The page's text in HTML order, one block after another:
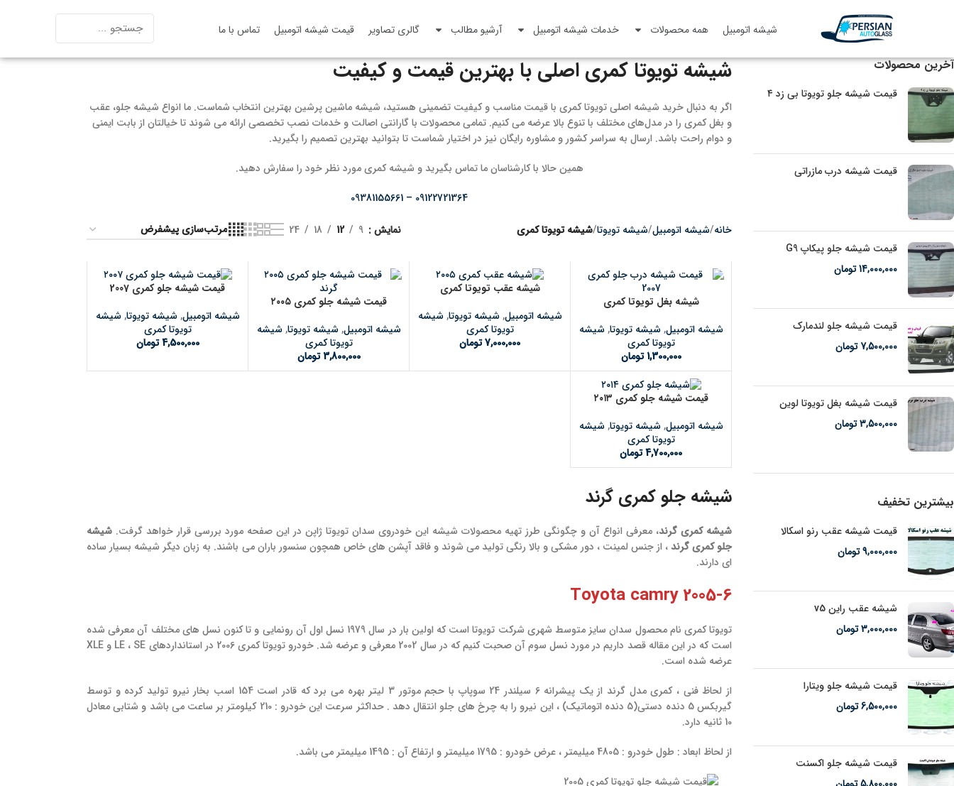
شیشه اتومبیل همه محصولات خدمات شیشه اتومبیل آرشیو مطالب گالری تصاویر قیمت شیشه اتومبیل تماس با ما
آخرین‌ محصولات
قیمت شیشه جلو تویوتا بی زد ۴
قیمت شیشه درب مازراتی
قیمت شیشه جلو پیکاپ G9
14,000,000تومان
قیمت شیشه جلو لندمارک
7,500,000 تومان
قیمت شیشه بغل تویوتا لوین
3,500,000تومان
بیشترین تخفیف
قیمت شیشه عقب رنو اسکالا
9,000,000تومان
شیشه عقب راین v5
3,000,000تومان
قیمت شیشه جلو ویتارا
6,500,000تومان
قیمت شیشه جلو اکسنت
شیشه تویوتا کمری اصلی با بهترین قیمت و کیفیت
اگر به دنبال خرید شیشه اصلی تویوتا کمری با قیمت مناسب و کیفیت تضمینی هستید، شیشه ماشین پرشین بهترین انتخاب شماست. ما انواع شیشه جلو، عقب
و بغل کمری را در مدل‌های مختلف با تنوع بالا عرضه می‌ کنیم. تمامی محصولات با گارانتی اصالت و خدمات نصب تخصصی ارائه می ‌شوند تا خیالتان از بابت ایمنی
و دوام راحت باشد. ارسال به سراسر کشور و مشاوره رایگان نیز در اختیار شماست تا بتوانید بهترین تصمیم را بگیرید.
همین حالا با کارشناسان ما تماس بگیرید و شیشه کمری مورد نظر خود را سفارش دهید.
09122721364 – 09381155661
خانه شیشه اتومبیل شیشه تویوتا شیشه تویوتا کمری نمایش 9
12
18
24
شیشه بغل تویوتا کمری
شیشه اتومبیل,شیشه تویوتا,شیشه
تویوتا کمری
1,300,000 تومان
شیشه عقب تویوتا کمری
شیشه اتومبیل,شیشه تویوتا,شیشه
تویوتا کمری
7,000,000تومان
قیمت شیشه جلو کمری ۲۰۰۵
شیشه اتومبیل,شیشه تویوتا,شیشه
تویوتا کمری
3,800,000 تومان
قیمت شیشه جلو کمری 2007
شیشه اتومبیل,شیشه تویوتا,شیشه
تویوتا کمری
4,500,000 تومان
قیمت شیشه جلو کمری ۲۰۱۳
شیشه اتومبیل,شیشه تویوتا,شیشه
تویوتا کمری
4,700,000تومان
شیشه جلو کمری گرند
شیشه کمری گرند، معرفی انواع آن و چگونگی طرز تهیه محصولات شیشه این خودروی سدان تویوتا ژاپن در این صفحه مورد بررسی قرار خواهد گرفت. شیشه
جلو کمری گرند، از جنس لمینت ، دور مشکی و بالا رنگی تولید می شوند و فاقد آپشن های خاص همچون سنسور باران می باشند. به زبان دیگر شیشه بسیار ساده
ای دارند.
6-Toyota camry 2005
تویوتا کمری نام محصول سدان سایز متوسط شهری شرکت تویوتا است که اولین بار در سال 1979 نسل اول آن رونمایی و تا کنون نسل های مختلف آن معرفی شده
است که در این مقاله قصد داریم در مورد نسل سوم آن صحبت کنیم که در سال 2002 معرفی و عرضه شد. خودرو تویوتا کمری 2006 در استانداردهای LE ، SE و XLE
عرضه شده است.
از لحاظ فنی ، کمری مدل گرند از یک پیشرانه 6 سیلندر 24 سوپاپ با حجم موتور 3 لیتر بهره می برد که قادر است 154 اسب بخار نیرو تولید کرده و توسط
گیربکس 5 دنده دستی(5 دنده اتوماتیک) ، این نیرو را به چرخ های جلو انتقال دهد . حداکثر سرعت این خودرو : 210 کیلومتر بر ساعت می باشد و شتابی معادل
10 ثانیه دارد.
از لحاظ ابعاد : طول خودرو : 4805 میلیمتر ، عرض خودرو : 1795 میلیمتر و ارتفاع آن : 1495 میلیمتر می باشد.